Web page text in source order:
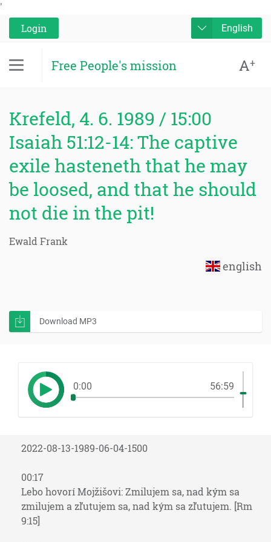
'
Login
English
Free People's mission A+
Krefeld, 4. 6. 1989 / 15:00
Isaiah 51:12-14: The captive
exile hasteneth that he may
be loosed, and that he should
not die in the pit!
Ewald Frank
english
Download MP3
0:00 56:59
2022-08-13-1989-06-04-1500
00:17
Lebo hovorí Mojžišovi: Zmilujem sa, nad kým sa
zmilujem a zľutujem sa, nad kým sa zľutujem. [Rm
9:15]